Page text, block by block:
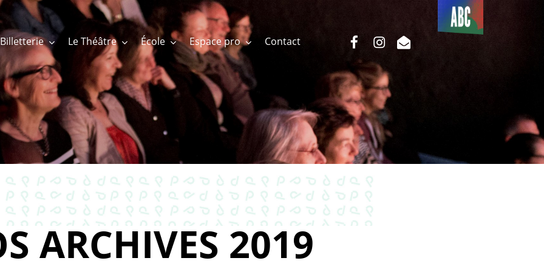
Billetterie Le Théâtre École Espace pro Contact
Du côté
de l’ABC
facebookinstagram
email
ARCHIVES 2019